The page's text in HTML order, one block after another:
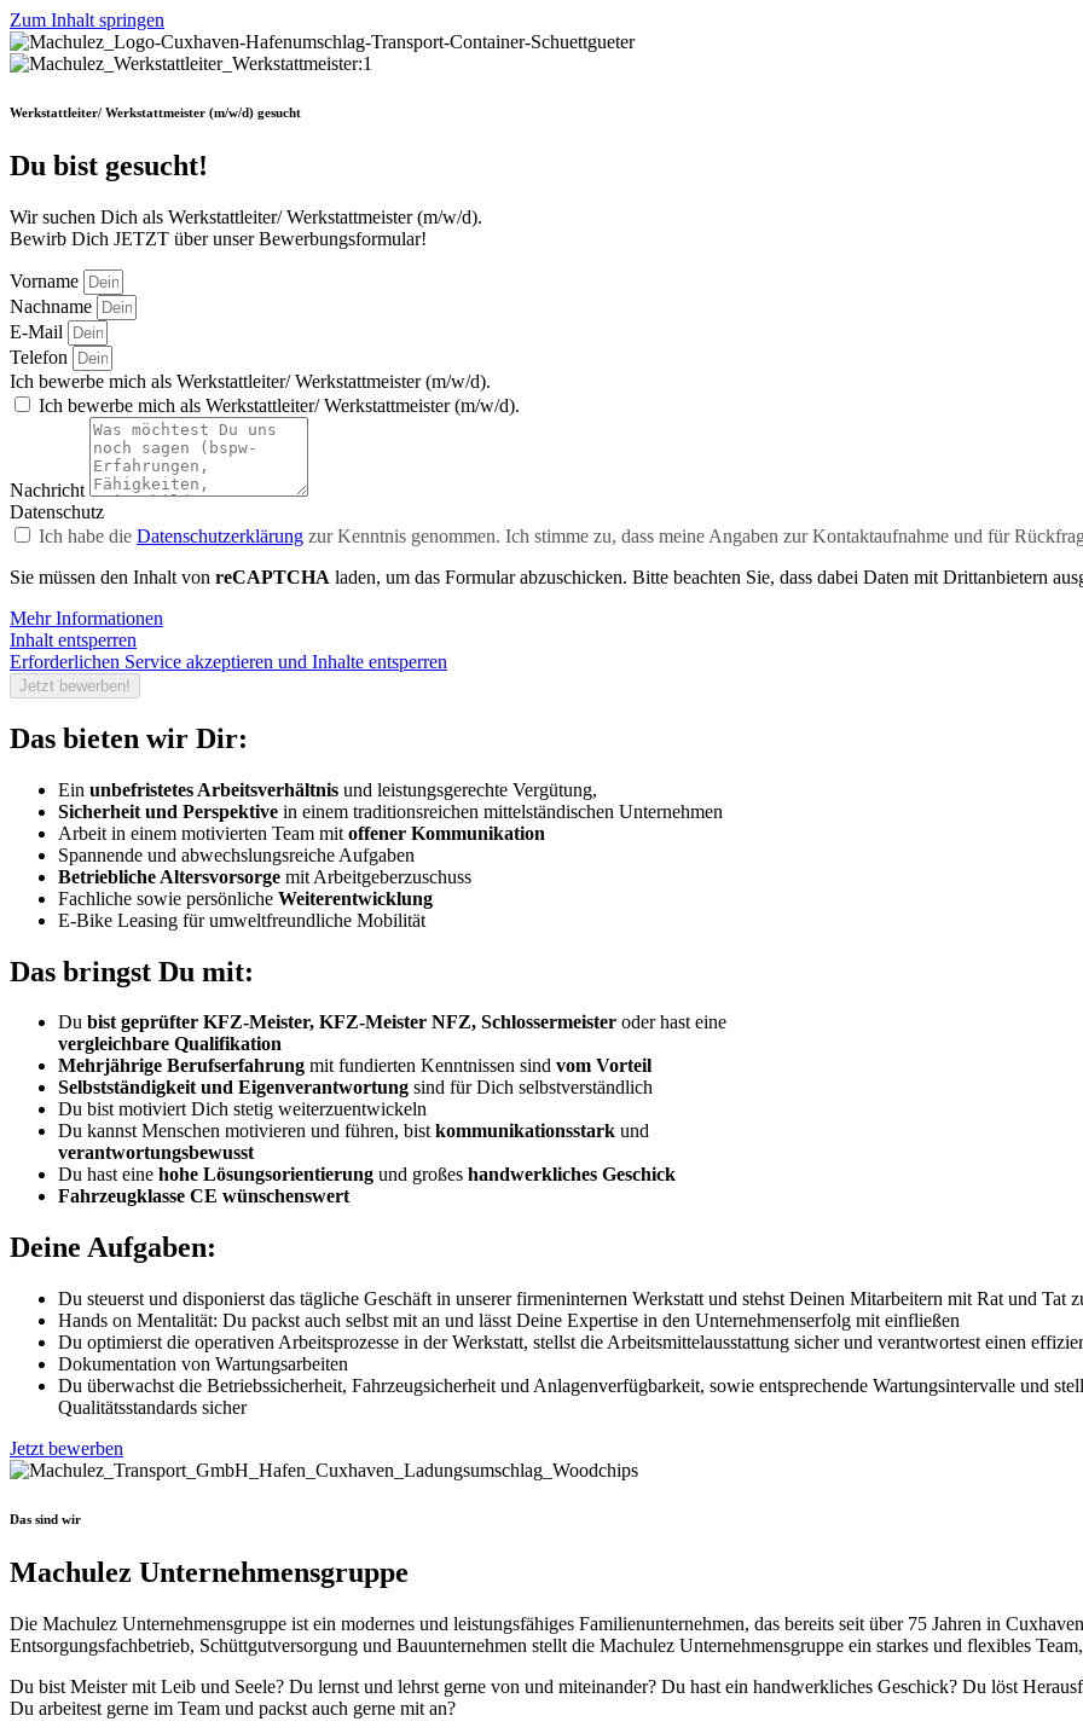
Zum Inhalt springen
Werkstattleiter/ Werkstattmeister (m/w/d) gesucht
Du bist gesucht!
Wir suchen Dich als Werkstattleiter/ Werkstattmeister (m/w/d).
Bewirb Dich JETZT über unser Bewerbungsformular!
Vorname
Nachname
E-Mail
Telefon
Ich bewerbe mich als Werkstattleiter/ Werkstattmeister (m/w/d).
Ich bewerbe mich als Werkstattleiter/ Werkstattmeister (m/w/d).
Nachricht
Datenschutz
Ich habe die Datenschutzerklärung zur Kenntnis genommen. Ich stimme zu, dass meine Angaben zur Kontaktaufnahme und für
Sie müssen den Inhalt von reCAPTCHA laden, um das Formular abzuschicken. Bitte beachten Sie, dass dabei Daten mit Drittanbietern
Mehr Informationen
Inhalt entsperren
Erforderlichen Service akzeptieren und Inhalte entsperren
Jetzt bewerben!
Das bieten wir Dir:
Ein unbefristetes Arbeitsverhältnis und leistungsgerechte Vergütung,
Sicherheit und Perspektive in einem traditionsreichen mittelständischen Unternehmen
Arbeit in einem motivierten Team mit offener Kommunikation
Spannende und abwechslungsreiche Aufgaben
Betriebliche Altersvorsorge mit Arbeitgeberzuschuss
Fachliche sowie persönliche Weiterentwicklung
E-Bike Leasing für umweltfreundliche Mobilität
Das bringst Du mit:
Du bist geprüfter KFZ-Meister, KFZ-Meister NFZ, Schlossermeister oder hast eine
vergleichbare Qualifikation
Mehrjährige Berufserfahrung mit fundierten Kenntnissen sind vom Vorteil
Selbstständigkeit und Eigenverantwortung sind für Dich selbstverständlich
Du bist motiviert Dich stetig weiterzuentwickeln
Du kannst Menschen motivieren und führen, bistkommunikationsstark und
verantwortungsbewusst
Du hast eine hohe Lösungsorientierung und großes handwerkliches Geschick
Fahrzeugklasse CE wünschenswert
Deine Aufgaben:
Du steuerst und disponierst das tägliche Geschäft in unserer firmeninternen Werkstatt und stehst Deinen Mitarbeitern mit Rat und Tat
Hands on Mentalität: Du packst auch selbst mit an und lässt Deine Expertise in den Unternehmenserfolg mit einfließen
Du optimierst die operativen Arbeitsprozesse in der Werkstatt, stellst die Arbeitsmittelausstattung sicher und verantwortest einen
Dokumentation von Wartungsarbeiten
Du überwachst die Betriebssicherheit, Fahrzeugsicherheit und Anlagenverfügbarkeit, sowie entsprechende Wartungsintervalle und
Qualitätsstandards sicher
Jetzt bewerben
Das sind wir
Machulez Unternehmensgruppe
Die Machulez Unternehmensgruppe ist ein modernes und leistungsfähiges Familienunternehmen, das bereits seit über 75 Jahren in
Entsorgungsfachbetrieb, Schüttgutversorgung und Bauunternehmen stellt die Machulez Unternehmensgruppe ein starkes und flexibles
Du bist Meister mit Leib und Seele? Du lernst und lehrst gerne von und miteinander? Du hast ein handwerkliches Geschick? Du löst
Du arbeitest gerne im Team und packst auch gerne mit an?